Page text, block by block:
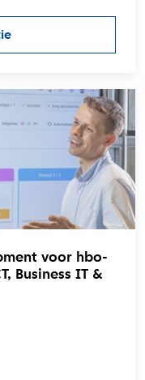
vacature Financieel
voor hbo-
Business IT &